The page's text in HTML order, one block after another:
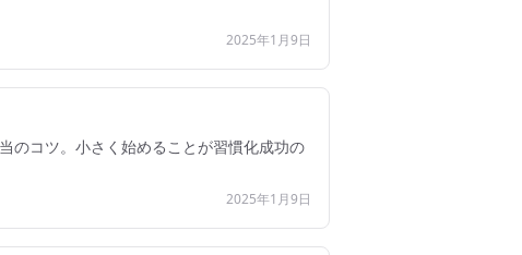
2025年1月9日
のコツ。小さく始めることが習慣化成功の
2025年1月9日